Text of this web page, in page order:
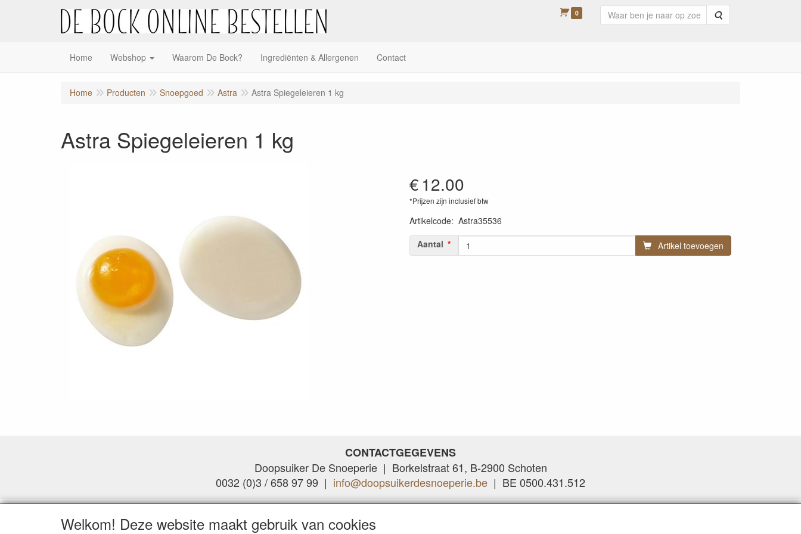
0 Zoeken
Home Webshop Waarom De Bock? Ingrediënten & Allergenen Contact
Home Producten Snoepgoed Astra Astra Spiegeleieren 1 kg
Astra Spiegeleieren 1 kg
€12.00
*Prijzen zijn inclusief btw
Artikelcode: Astra35536
Aantal
Artikel toevoegen
CONTACTGEGEVENS
Doopsuiker De Snoeperie | Borkelstraat 61, B-2900 Schoten
0032 (0)3 / 658 97 99 | info@doopsuikerdesnoeperie.be | BE 0500.431.512
Welkom! Deze website maakt gebruik van cookies